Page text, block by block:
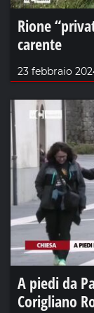
Rione
carente
23 febbraio
A piedi da
Corigliano